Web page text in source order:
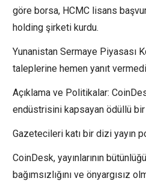
göre borsa, HCMC lisans
holding şirketi kurdu.
Yunanistan Sermaye Piyasası
taleplerine hemen yanıt
Açıklama ve Politikalar:
endüstrisini kapsayan ödüllü bir
Gazetecileri katı bir dizi yayın
CoinDesk, yayınlarının
bağımsızlığını ve önyargısız